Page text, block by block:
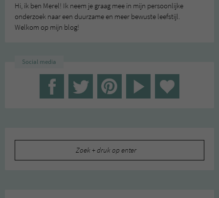
Hi, ik ben Merel! Ik neem je graag mee in mijn persoonlijke
onderzoek naar een duurzame en meer bewuste leefstijl.
Welkom op mijn blog!
Social media